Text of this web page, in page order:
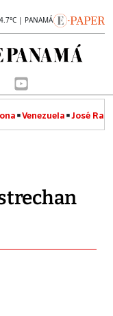
| PANAMÁ
Venezuela José